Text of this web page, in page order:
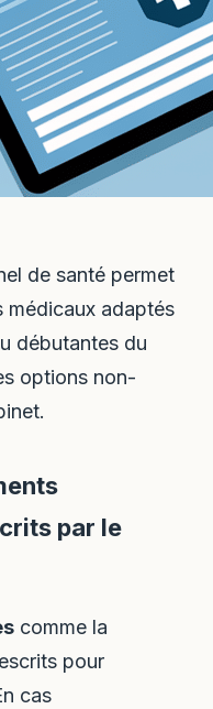
de santé permet
médicaux adaptés
débutantes du
options non-
par le
comme la
pour
cas